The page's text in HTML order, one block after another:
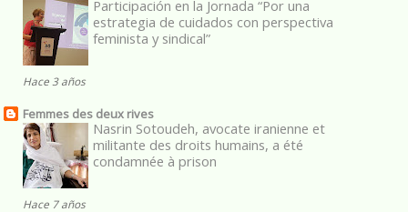
Participación en la Jornada “Por una
estrategia de cuidados con perspectiva
feminista y sindical”
Hace 3 años
Femmes des deux rives
Nasrin Sotoudeh, avocate iranienne et
militante des droits humains, a été
condamnée à prison
Hace 7 años